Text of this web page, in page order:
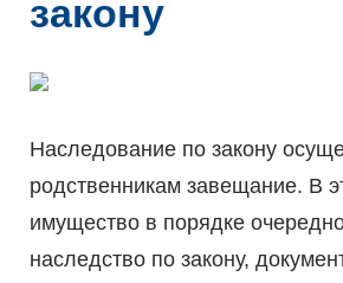
закону
Наследование по закону
родственникам завещание. В
имущество в порядке
наследство по закону,